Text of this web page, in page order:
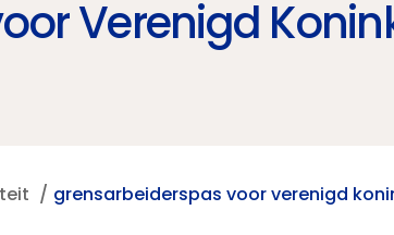
Verenigd
grensarbeiderspas voor verenigd